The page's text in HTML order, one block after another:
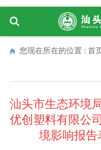
您现在所在的位置 : 首
汕头市生态环境
优创塑料有限公
境影响报告